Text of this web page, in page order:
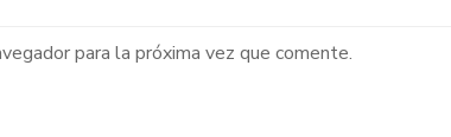
para la próxima vez que comente.